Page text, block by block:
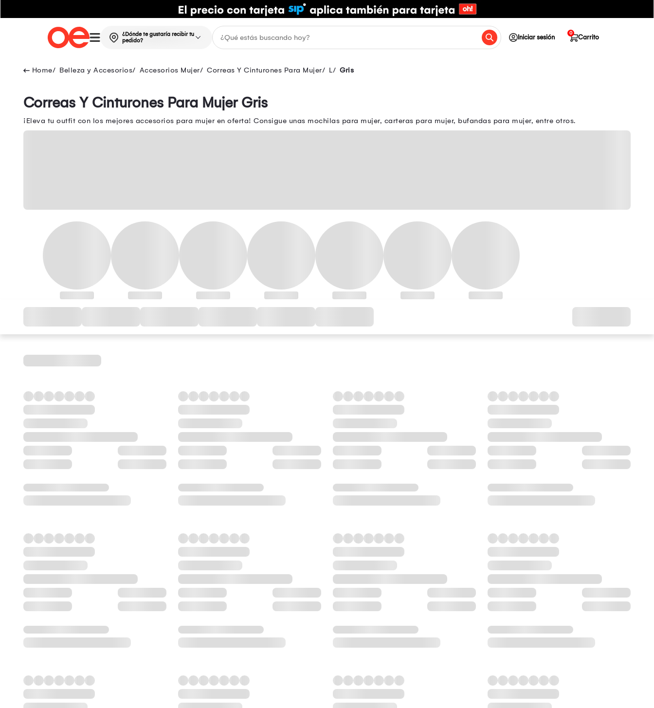
¿Dónde te gustaría recibir tu
pedido?
Iniciar sesión Carrito
0
Belleza y Accesorios Accesorios Mujer Correas Y Cinturones Para Mujer L Gris
Correas Y Cinturones Para Mujer Gris
¡Eleva tu outfit con los mejores accesorios para mujer en oferta! Consigue unas mochilas para mujer, carteras para mujer, bufandas para mujer, entre otros.